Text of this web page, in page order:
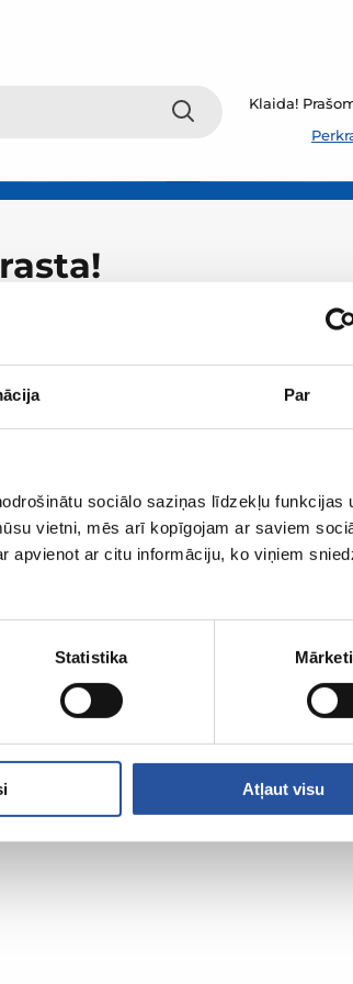
Par
sociālo saziņas līdzekļu funkcijas
vietni, mēs arī kopīgojam ar saviem
apvienot ar citu informāciju, ko viņiem
Statistika
Atļaut visu
Klaida!